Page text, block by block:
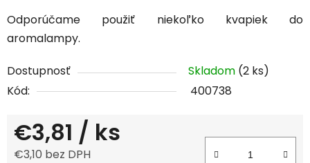
Odporúčame použiť niekoľko kvapiek do
aromalampy.
Dostupnosť Skladom (2 ks)
Kód:
400738
€3,81 / ks
€3,10 bez DPH